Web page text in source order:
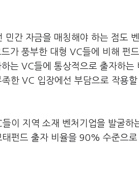
간 자금을 매칭해야 하는 점도
가 풍부한 대형 VC들에 비해 펀
는 VC들에 통상적으로 출자하
한 VC 입장에선 부담으로 작용
이 지역 소재 벤처기업을 발굴하
펀드 출자 비율을 90% 수준으